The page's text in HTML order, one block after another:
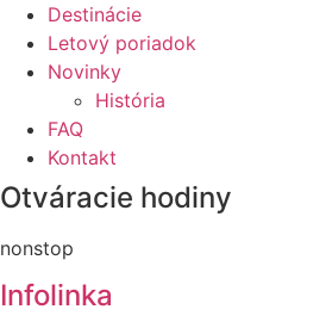
Destinácie
Letový poriadok
Novinky
História
FAQ
Kontakt
Otváracie hodiny
nonstop
Infolinka